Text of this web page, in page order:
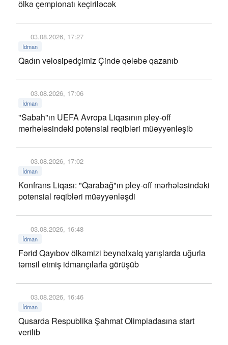
ölkə çempionatı keçiriləcək
03.08.2026, 17:27
İdman
Qadın velosipedçimiz Çində qələbə qazanıb
03.08.2026, 17:06
İdman
"Sabah"ın UEFA Avropa Liqasının pley-off
mərhələsindəki potensial rəqibləri müəyyənləşib
03.08.2026, 17:02
İdman
Konfrans Liqası: "Qarabağ"ın pley-off mərhələsindəki
potensial rəqibləri müəyyənləşdi
03.08.2026, 16:48
İdman
Fərid Qayıbov ölkəmizi beynəlxalq yarışlarda uğurla
təmsil etmiş idmançılarla görüşüb
03.08.2026, 16:46
İdman
Qusarda Respublika Şahmat Olimpiadasına start
verilib